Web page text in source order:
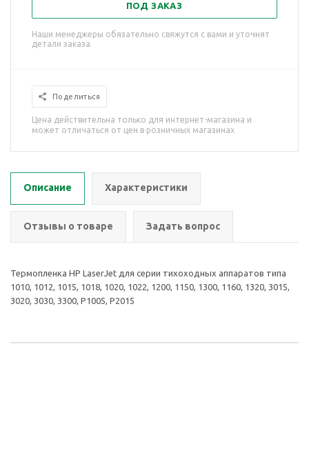
ПОД ЗАКАЗ
Наши менеджеры обязательно свяжутся с вами и уточнят
детали заказа
Поделиться
Цена действительна только для интернет-магазина и
может отличаться от цен в розничных магазинах
Описание Характеристики
Отзывы о товаре Задать вопрос
Термопленка HP LaserJet для серии тихоходных аппаратов типа
1010, 1012, 1015, 1018, 1020, 1022, 1200, 1150, 1300, 1160, 1320, 3015,
3020, 3030, 3300, P1005, P2015